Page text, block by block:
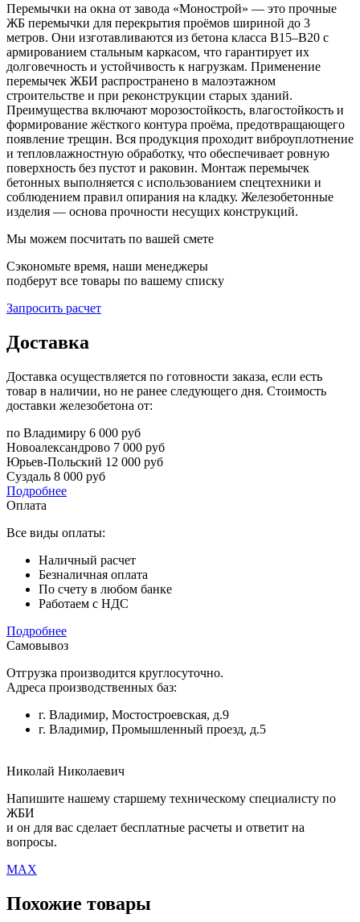
Перемычки на окна от завода «Монострой» — это прочные
ЖБ перемычки для перекрытия проёмов шириной до 3
метров. Они изготавливаются из бетона класса В15–В20 с
армированием стальным каркасом, что гарантирует их
долговечность и устойчивость к нагрузкам. Применение
перемычек ЖБИ распространено в малоэтажном
строительстве и при реконструкции старых зданий.
Преимущества включают морозостойкость, влагостойкость и
формирование жёсткого контура проёма, предотвращающего
появление трещин. Вся продукция проходит виброуплотнение
и тепловлажностную обработку, что обеспечивает ровную
поверхность без пустот и раковин. Монтаж перемычек
бетонных выполняется с использованием спецтехники и
соблюдением правил опирания на кладку. Железобетонные
изделия — основа прочности несущих конструкций.
Мы можем посчитать по вашей смете
Сэкономьте время, наши менеджеры
подберут все товары по вашему списку
Запросить расчет
Доставка
Доставка осуществляется по готовности заказа, если есть
товар в наличии, но не ранее следующего дня. Стоимость
доставки железобетона от:
по Владимиру 6 000 руб
Новоалександрово 7 000 руб
Юрьев-Польский 12 000 руб
Суздаль 8 000 руб
Подробнее
Оплата
Все виды оплаты:
Наличный расчет
Безналичная оплата
По счету в любом банке
Работаем с НДС
Подробнее
Самовывоз
Отгрузка производится круглосуточно.
Адреса производственных баз:
г. Владимир, Мостостроевская, д.9
г. Владимир, Промышленный проезд, д.5
Николай Николаевич
Напишите нашему старшему техническому специалисту по
ЖБИ
и он для вас сделает бесплатные расчеты и ответит на
вопросы.
MAX
Похожие товары